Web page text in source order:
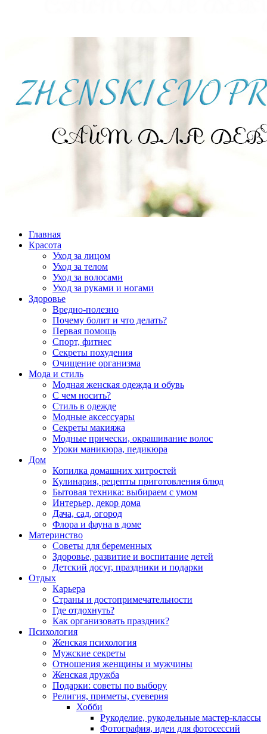
Главная
Красота
Уход за лицом
Уход за телом
Уход за волосами
Уход за руками и ногами
Здоровье
Вредно-полезно
Почему болит и что делать?
Первая помощь
Спорт, фитнес
Секреты похудения
Очищение организма
Мода и стиль
Модная женская одежда и обувь
С чем носить?
Стиль в одежде
Модные аксессуары
Секреты макияжа
Модные прически, окрашивание волос
Уроки маникюра, педикюра
Дом
Копилка домашних хитростей
Кулинария, рецепты приготовления блюд
Бытовая техника: выбираем с умом
Интерьер, декор дома
Дача, сад, огород
Флора и фауна в доме
Материнство
Советы для беременных
Здоровье, развитие и воспитание детей
Детский досуг, праздники и подарки
Отдых
Карьера
Страны и достопримечательности
Где отдохнуть?
Как организовать праздник?
Психология
Женская психология
Мужские секреты
Отношения женщины и мужчины
Женская дружба
Подарки: советы по выбору
Религия, приметы, суеверия
Хобби
Рукоделие, рукодельные мастер-классы
Фотография, идеи для фотосессий